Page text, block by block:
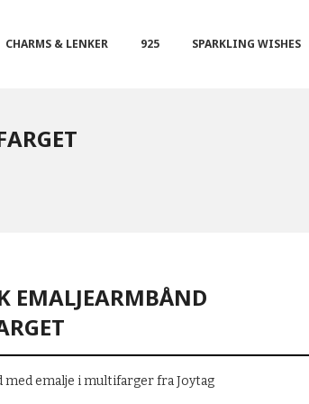
CHARMS & LENKER 925 SPARKLING WISHES
EMALJEARMBÅND
emalje i multifarger fra Joytag